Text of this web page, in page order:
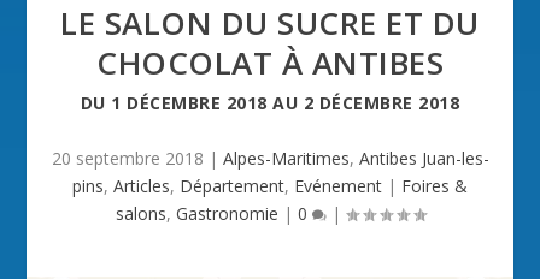
LE SALON DU SUCRE ET DU
CHOCOLAT À ANTIBES
DU 1 DÉCEMBRE 2018 AU 2 DÉCEMBRE 2018
20 septembre 2018 | Alpes-Maritimes, Antibes Juan-les-
pins, Articles, Département, Evénement | Foires &
salons, Gastronomie | 0 |